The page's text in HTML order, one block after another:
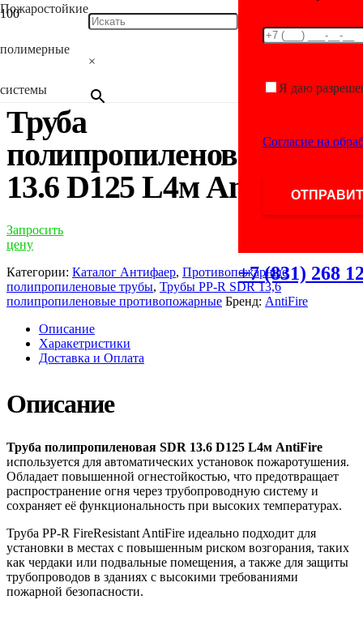
Пожаростойкие
полимерные
системы
×
Я даю
Согласие на
+7 (831) 268
Каталог/Противопожарные полипропиленовые
Трубы PP-R SDR 13,6 полипропиленовые
противопожарные
Труба
полипропиленовая SDR
13.6 D125 L4м AntiFire
Запросить
цену
Категории: Каталог Антифаер, Противопожарные
полипропиленовые трубы, Трубы PP-R SDR 13,6
полипропиленовые противопожарные Бренд: AntiFire
Описание
Харакетристики
Доставка и Оплата
Описание
Труба полипропиленовая SDR 13.6 D125 L4м AntiFire
используется для автоматических установок пожаротушения.
Обладает повышенной огнестойкостью, что предотвращает
распространение огня через трубопроводную систему и
сохраняет её функциональность при высоких температурах.
Труба PP-R FireResistant AntiFire идеально подходит для
установки в местах с повышенным риском возгорания, таких
как чердаки или подвальные помещения, а также для защиты
трубопроводов в зданиях с высокими требованиями
пожарной безопасности.